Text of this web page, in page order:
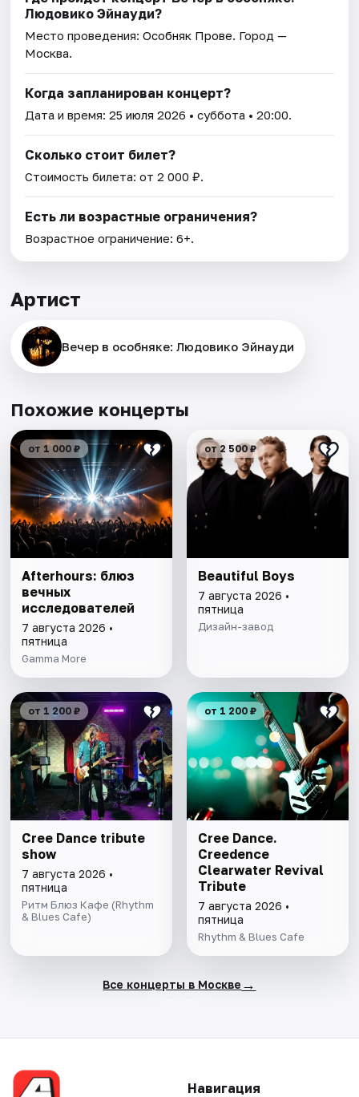
Людовико Эйнауди?
Место проведения:Особняк Прове. Город —
Москва.
Когда запланирован концерт?
Дата и время:25 июля 2026 • суббота • 20:00.
Сколько стоит билет?
Стоимость билета: от 2 000 ₽.
Есть ли возрастные ограничения?
Возрастное ограничение: 6+.
Артист
Вечер в особняке: Людовико Эйнауди
Похожие концерты
от 1 000 ₽
Afterhours: блюз
вечных
исследователей
7 августа 2026 •
пятница
Gamma More
от 2 500 ₽
Beautiful Boys
7 августа 2026 •
пятница
Дизайн-завод
от 1 200 ₽
Cree Dance tribute
show
7 августа 2026 •
пятница
Ритм Блюз Кафе (Rhythm
& Blues Cafe)
от 1 200 ₽
Cree Dance.
Creedence
Clearwater Revival
Tribute
7 августа 2026 •
пятница
Rhythm & Blues Cafe
Все концерты в Москве →
Навигация